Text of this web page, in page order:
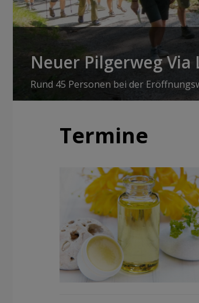
Neuer Pilgerweg Via
Rund 45 Personen bei der
Termine